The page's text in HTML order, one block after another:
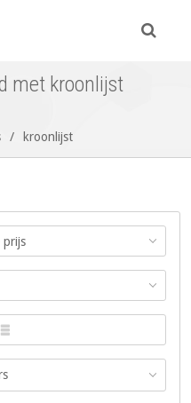
met kroonlijst
/ kroonlijst
prijs